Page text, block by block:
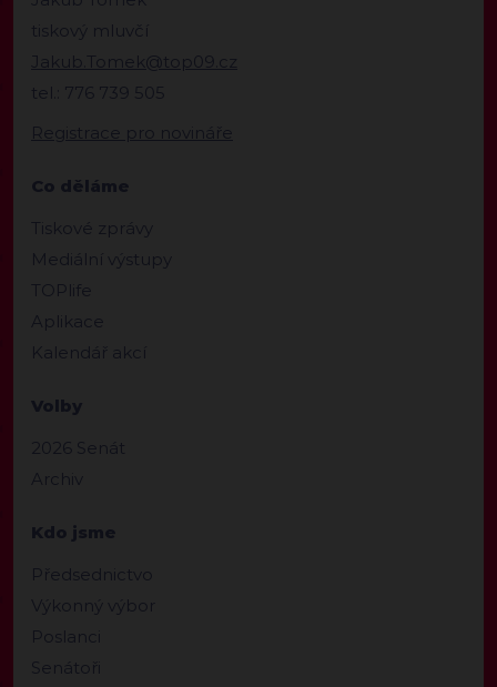
tiskový mluvčí
Jakub.Tomek@top09.cz
tel.: 776 739 505
Registrace pro novináře
Co děláme
Tiskové zprávy
Mediální výstupy
TOPlife
Aplikace
Kalendář akcí
Volby
2026 Senát
Archiv
Kdo jsme
Předsednictvo
Výkonný výbor
Poslanci
Senátoři